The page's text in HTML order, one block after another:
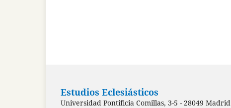
Estudios Eclesiásticos
Universidad Pontificia Comillas, 3-5 - 28049 Madrid